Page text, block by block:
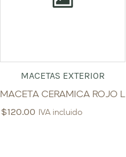
MACETAS EXTERIOR
MACETA CERAMICA ROJO L
$120.00 IVA incluido